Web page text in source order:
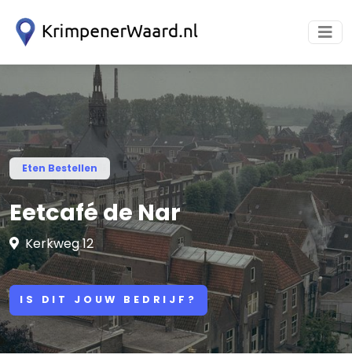
Eten Bestellen
Eetcafé de Nar
Kerkweg 12
IS DIT JOUW BEDRIJF?